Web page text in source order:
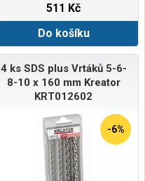
511 Kč
Do košíku
4 ks SDS plus Vrtáků 5-6-
8-10 x 160 mm Kreator
KRT012602
-6%